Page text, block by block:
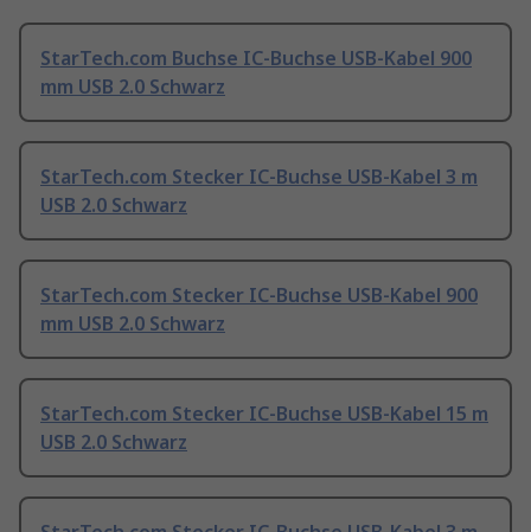
StarTech.com Buchse IC-Buchse USB-Kabel 900
mm USB 2.0 Schwarz
StarTech.com Stecker IC-Buchse USB-Kabel 3 m
USB 2.0 Schwarz
StarTech.com Stecker IC-Buchse USB-Kabel 900
mm USB 2.0 Schwarz
StarTech.com Stecker IC-Buchse USB-Kabel 15 m
USB 2.0 Schwarz